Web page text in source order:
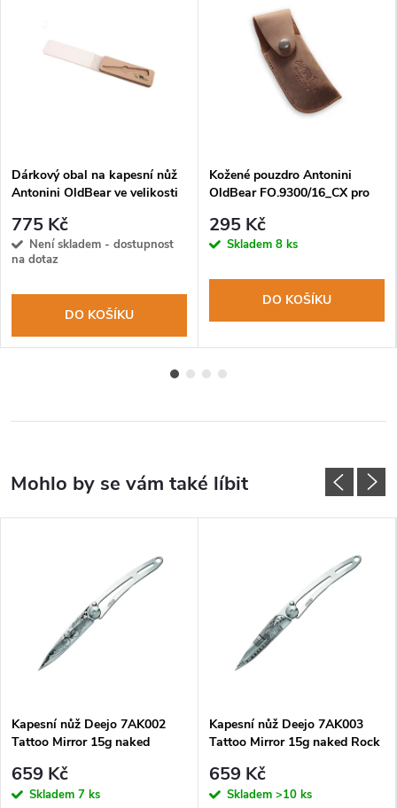
Dárkový obal na kapesní nůž
Antonini OldBear ve velikosti
775 Kč
Není skladem - dostupnost
na dotaz
DO KOŠÍKU
Kožené pouzdro Antonini
OldBear FO.9300/16_CX pro
295 Kč
Skladem 8 ks
DO KOŠÍKU
Kapesní nůž Deejo 7AK002
Tattoo Mirror 15g naked
659 Kč
Skladem 7 ks
Kapesní nůž Deejo 7AK003
Tattoo Mirror 15g naked Rock
659 Kč
Skladem >10 ks